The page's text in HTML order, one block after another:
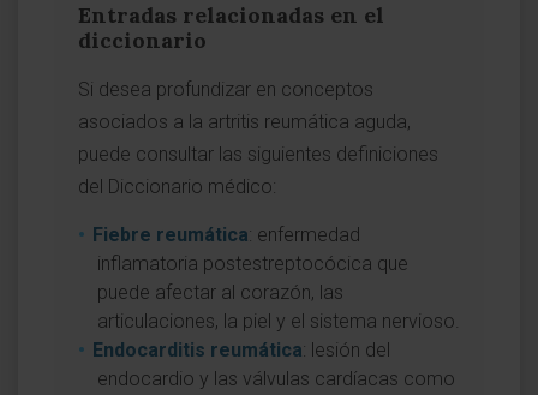
Entradas relacionadas en el
diccionario
Si desea profundizar en conceptos
asociados a la artritis reumática aguda,
puede consultar las siguientes definiciones
del Diccionario médico:
Fiebre reumática: enfermedad
inflamatoria postestreptocócica que
puede afectar al corazón, las
articulaciones, la piel y el sistema nervioso.
Endocarditis reumática: lesión del
endocardio y las válvulas cardíacas como